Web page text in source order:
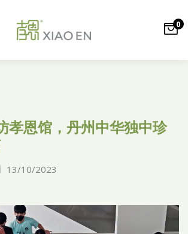
0
孝恩馆，丹州中华独中珍
13/10/2023